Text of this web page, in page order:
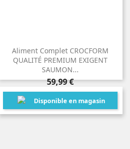
Aliment Complet CROCFORM
QUALITÉ PREMIUM EXIGENT
SAUMON...
Prix
59,99 €
Disponible en magasin